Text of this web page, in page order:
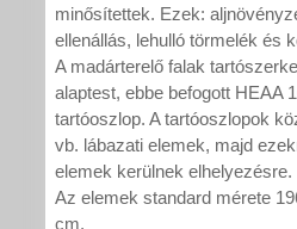
minősítettek. Ezek:
ellenállás, lehulló törmelék és
A madárterelő falak
alaptest, ebbe befogott HEAA
tartóoszlop. A tartóoszlopok
vb. lábazati elemek, majd
elemek kerülnek elhelyezésre.
Az elemek standard mérete
cm.